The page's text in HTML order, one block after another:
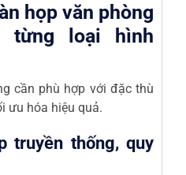
họp văn phòng
từng loại hình
cần phù hợp với đặc thù
ưu hóa hiệu quả.
truyền thống, quy